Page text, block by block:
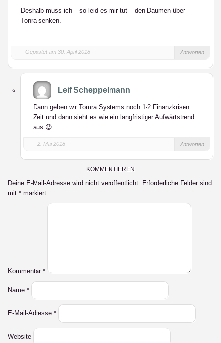
Deshalb muss ich – so leid es mir tut – den Daumen über
Tonra senken.
Gepostet am 30. April 2018 Antworten
Leif Scheppelmann
Dann geben wir Tomra Systems noch 1-2 Finanzkrisen
Zeit und dann sieht es wie ein langfristiger Aufwärtstrend
aus 😉
2. Mai 2018 Antworten
KOMMENTIEREN
Deine E-Mail-Adresse wird nicht veröffentlicht. Erforderliche Felder sind
mit * markiert
Kommentar *
Name *
E-Mail-Adresse *
Website